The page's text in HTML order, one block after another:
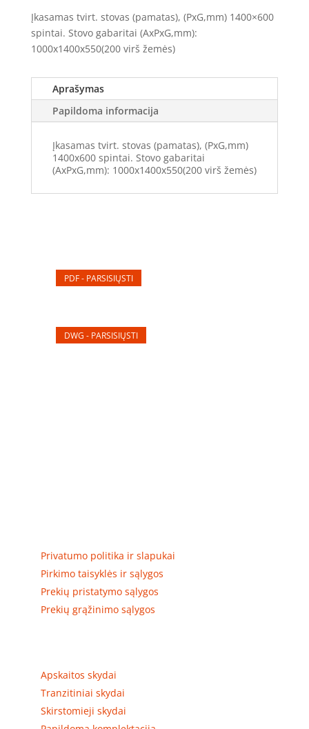
(800
mm
po
200mm
(TS101460)
Įkasamas tvirt. stovas (pamatas), (PxG,mm) 1400×600
spintai. Stovo gabaritai (AxPxG,mm):
1000x1400x550(200 virš žemės)
Aprašymas
Papildoma informacija
Įkasamas tvirt. stovas (pamatas), (PxG,mm)
1400x600 spintai. Stovo gabaritai
(AxPxG,mm): 1000x1400x550(200 virš žemės)
PDF - PARSISIŲSTI
DWG - PARSISIŲSTI
Privatumo politika ir slapukai
Pirkimo taisyklės ir sąlygos
Prekių pristatymo sąlygos
Prekių grąžinimo sąlygos
Apskaitos skydai
Tranzitiniai skydai
Skirstomieji skydai